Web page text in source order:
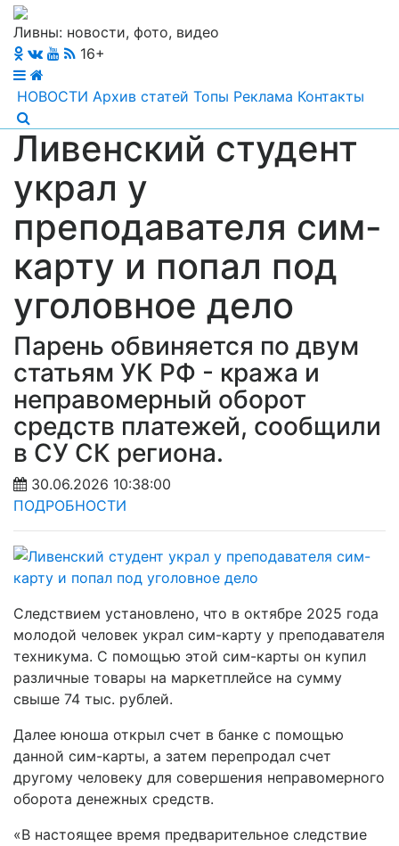
Ливны: новости, фото, видео
16+
НОВОСТИ Архив статей Топы Реклама Контакты
Ливенский студент
украл у
преподавателя сим-
карту и попал под
уголовное дело
Парень обвиняется по двум
статьям УК РФ - кража и
неправомерный оборот
средств платежей, сообщили
в СУ СК региона.
30.06.2026 10:38:00
ПОДРОБНОСТИ
Следствием установлено, что в октябре 2025 года
молодой человек украл сим-карту у преподавателя
техникума. С помощью этой сим-карты он купил
различные товары на маркетплейсе на сумму
свыше 74 тыс. рублей.
Далее юноша открыл счет в банке с помощью
данной сим-карты, а затем перепродал счет
другому человеку для совершения неправомерного
оборота денежных средств.
«В настоящее время предварительное следствие